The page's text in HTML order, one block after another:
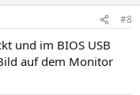
#8
und im BIOS USB
auf dem Monitor